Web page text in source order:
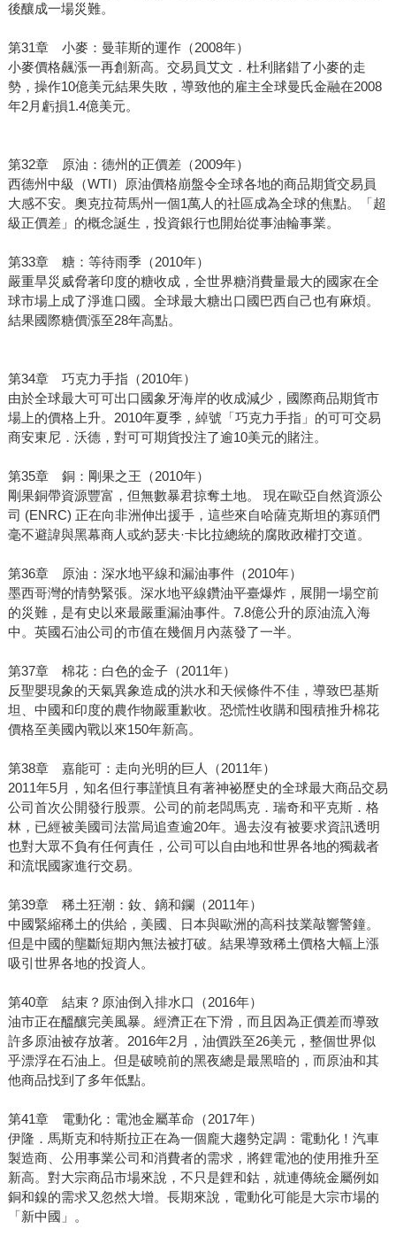
後釀成一場災難。
第31章 小麥：曼菲斯的運作（2008年）
小麥價格飆漲一再創新高。交易員艾文．杜利賭錯了小麥的走
勢，操作10億美元結果失敗，導致他的雇主全球曼氏金融在2008
年2月虧損1.4億美元。
第32章 原油：德州的正價差（2009年）
西德州中級（WTI）原油價格崩盤令全球各地的商品期貨交易員
大感不安。奧克拉荷馬州一個1萬人的社區成為全球的焦點。「超
級正價差」的概念誕生，投資銀行也開始從事油輪事業。
第33章 糖：等待雨季（2010年）
嚴重旱災威脅著印度的糖收成，全世界糖消費量最大的國家在全
球市場上成了淨進口國。全球最大糖出口國巴西自己也有麻煩。
結果國際糖價漲至28年高點。
第34章 巧克力手指（2010年）
由於全球最大可可出口國象牙海岸的收成減少，國際商品期貨市
場上的價格上升。2010年夏季，綽號「巧克力手指」的可可交易
商安東尼．沃德，對可可期貨投注了逾10美元的賭注。
第35章 銅：剛果之王（2010年）
剛果銅帶資源豐富，但無數暴君掠奪土地。 現在歐亞自然資源公
司 (ENRC) 正在向非洲伸出援手，這些來自哈薩克斯坦的寡頭們
毫不避諱與黑幕商人或約瑟夫·卡比拉總統的腐敗政權打交道。
第36章 原油：深水地平線和漏油事件（2010年）
墨西哥灣的情勢緊張。深水地平線鑽油平臺爆炸，展開一場空前
的災難，是有史以來最嚴重漏油事件。7.8億公升的原油流入海
中。英國石油公司的市值在幾個月內蒸發了一半。
第37章 棉花：白色的金子（2011年）
反聖嬰現象的天氣異象造成的洪水和天候條件不佳，導致巴基斯
坦、中國和印度的農作物嚴重歉收。恐慌性收購和囤積推升棉花
價格至美國內戰以來150年新高。
第38章 嘉能可：走向光明的巨人（2011年）
2011年5月，知名但行事謹慎且有著神祕歷史的全球最大商品交易
公司首次公開發行股票。公司的前老闆馬克．瑞奇和平克斯．格
林，已經被美國司法當局追查逾20年。過去沒有被要求資訊透明
也對大眾不負有任何責任，公司可以自由地和世界各地的獨裁者
和流氓國家進行交易。
第39章 稀土狂潮：釹、鏑和鑭（2011年）
中國緊縮稀土的供給，美國、日本與歐洲的高科技業敲響警鐘。
但是中國的壟斷短期內無法被打破。結果導致稀土價格大幅上漲
吸引世界各地的投資人。
第40章 結束？原油倒入排水口（2016年）
油市正在醞釀完美風暴。經濟正在下滑，而且因為正價差而導致
許多原油被存放著。2016年2月，油價跌至26美元，整個世界似
乎漂浮在石油上。但是破曉前的黑夜總是最黑暗的，而原油和其
他商品找到了多年低點。
第41章 電動化：電池金屬革命（2017年）
伊隆．馬斯克和特斯拉正在為一個龐大趨勢定調：電動化！汽車
製造商、公用事業公司和消費者的需求，將鋰電池的使用推升至
新高。對大宗商品市場來說，不只是鋰和鈷，就連傳統金屬例如
銅和鎳的需求又忽然大增。長期來說，電動化可能是大宗市場的
「新中國」。